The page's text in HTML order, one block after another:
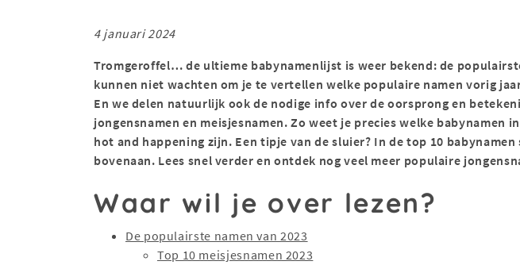
4 januari 2024
Tromgeroffel… de ultieme babynamenlijst is weer bekend: de
kunnen niet wachten om je te vertellen welke populaire namen vorig
En we delen natuurlijk ook de nodige info over de oorsprong en
jongensnamen en meisjesnamen. Zo weet je precies welke babynamen
hot and happening zijn. Een tipje van de sluier? In de top 10 babynamen
bovenaan. Lees snel verder en ontdek nog veel meer populaire
Waar wil je over lezen?
De populairste namen van 2023
Top 10 meisjesnamen 2023